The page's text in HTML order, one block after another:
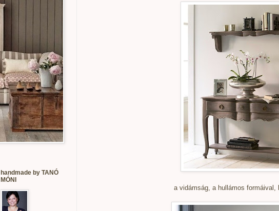
avidámság, a hullámos formáival,
handmade by TANÓ
MÓNI